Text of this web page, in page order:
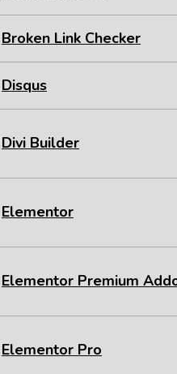
Broken Link Checker
Disqus
Divi Builder
Elementor
Elementor Premium
Elementor Pro